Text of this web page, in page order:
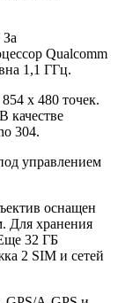
Qualcomm
1,1 ГГц.
х 480 точек.
качестве
304.
оснащен
Для хранения
32 ГБ
2 SIM и сетей